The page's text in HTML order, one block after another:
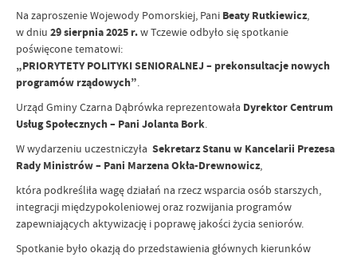
Na zaproszenie Wojewody Pomorskiej, Pani Beaty Rutkiewicz,
w dniu 29 sierpnia 2025 r.w Tczewie odbyło się spotkanie
poświęcone tematowi:
„PRIORYTETY POLITYKI SENIORALNEJ – prekonsultacje nowych
programów rządowych”.
Urząd Gminy Czarna Dąbrówka reprezentowała Dyrektor Centrum
Usług Społecznych – Pani Jolanta Bork.
W wydarzeniu uczestniczyła Sekretarz Stanu w Kancelarii Prezesa
Rady Ministrów – Pani Marzena Okła-Drewnowicz,
która podkreśliła wagę działań na rzecz wsparcia osób starszych,
integracji międzypokoleniowej oraz rozwijania programów
zapewniających aktywizację i poprawę jakości życia seniorów.
Spotkanie było okazją do przedstawienia głównych kierunków